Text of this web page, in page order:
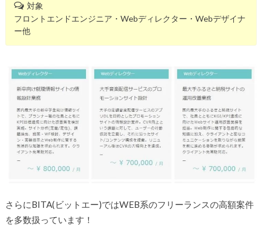
対象
フロントエンドエンジニア・Webディレクター・Webデザイナ
ー他
さらにBITA(ビットエー)ではWEB系のフリーランスの高額案件
を多数扱っています！